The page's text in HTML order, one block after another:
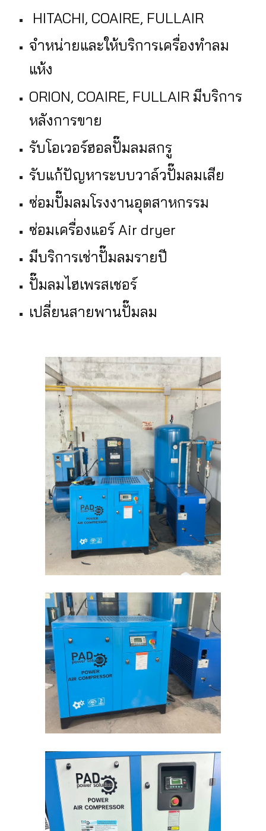
HITACHI, COAIRE, FULLAIR
จำหน่ายและให้บริการเครื่องทำลม
แห้ง
ORION, COAIRE, FULLAIR มีบริการ
หลังการขาย
รับโอเวอร์ฮอลปั๊มลมสกรู
รับแก้ปัญหาระบบวาล์วปั๊มลมเสีย
ซ่อมปั๊มลมโรงงานอุตสาหกรรม
ซ่อมเครื่องแอร์ Air dryer
มีบริการเช่าปั๊มลมรายปี
ปั๊มลมไฮเพรสเชอร์
เปลี่ยนสายพานปั๊มลม